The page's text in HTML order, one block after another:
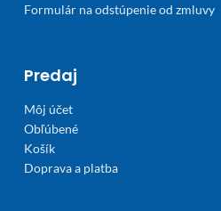
Formulár na odstúpenie od zmluvy
Predaj
Môj účet
Obľúbené
Košík
Doprava a platba